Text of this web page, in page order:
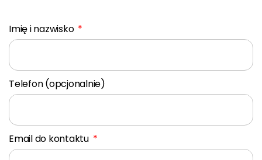
Imię i nazwisko
Telefon (opcjonalnie)
Email do kontaktu